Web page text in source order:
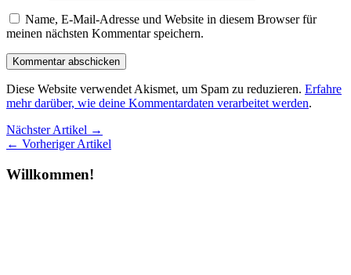
Name, E-Mail-Adresse und Website in diesem Browser für
meinen nächsten Kommentar speichern.
Diese Website verwendet Akismet, um Spam zu reduzieren. Erfahre
mehr darüber, wie deine Kommentardaten verarbeitet werden.
Nächster Artikel →
← Vorheriger Artikel
Willkommen!